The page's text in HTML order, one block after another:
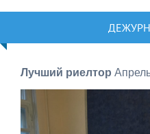
Лучший риелтор